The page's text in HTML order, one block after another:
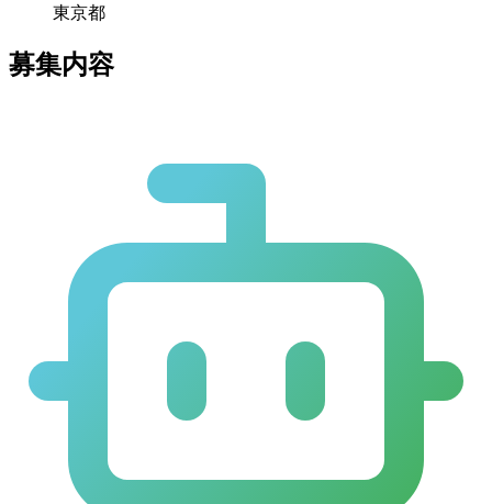
東京都
募集内容